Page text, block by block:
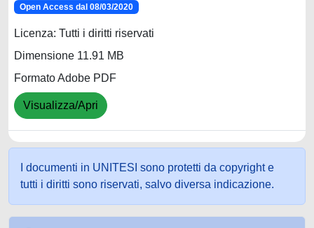
Open Access dal 08/03/2020
Licenza: Tutti i diritti riservati
Dimensione 11.91 MB
Formato Adobe PDF
Visualizza/Apri
I documenti in UNITESI sono protetti da copyright e
tutti i diritti sono riservati, salvo diversa indicazione.